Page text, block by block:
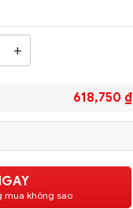
+
618,750 ₫
mua không sao